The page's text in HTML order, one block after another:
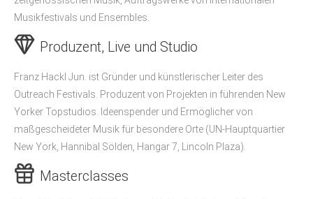
Musikfestivals und Ensembles.
Produzent, Live und Studio
Franz Hackl Jun. ist Gründer und künstlerischer Leiter des
Outreach Festivals. Produzent von Projekten in führenden New
Yorker Topstudios. Ideenspender und Ermöglicher von
maßgescheideter Musik für besondere Orte (UN-Hauptquartier
New York, Hannibal Sölden, Hangar 7, Lincoln Plaza).
Masterclasses